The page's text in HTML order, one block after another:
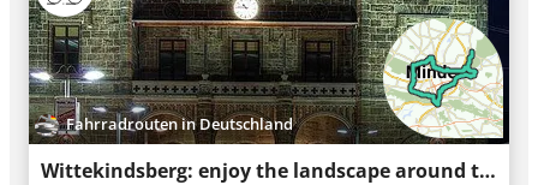
Fahrradrouten in Deutschland
Wittekindsberg: enjoy the landscape around this mountain